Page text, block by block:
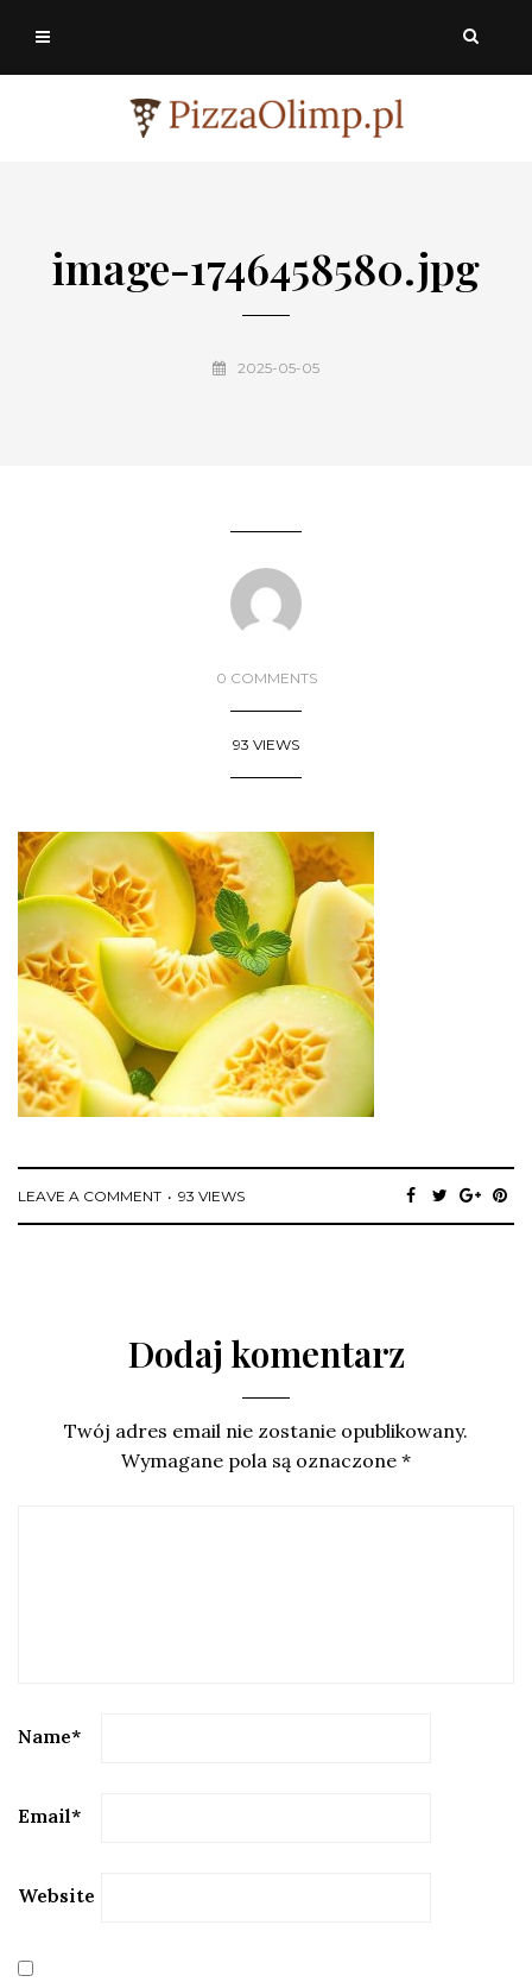
image-1746458580.jpg
2025-05-05
0 COMMENTS
93 VIEWS
LEAVE A COMMENT 93 VIEWS
Dodaj komentarz
Twój adres email nie zostanie opublikowany.
Wymagane pola są oznaczone *
Name*
Email*
Website